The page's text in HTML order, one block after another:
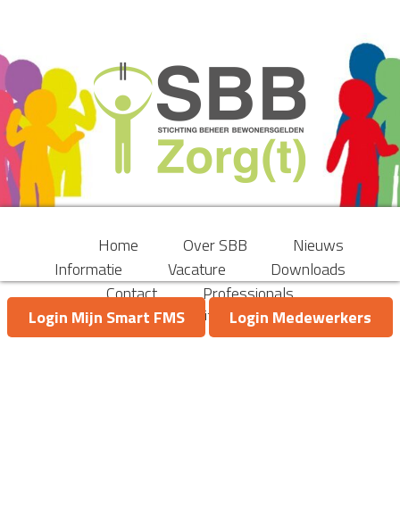
Home Over SBB
Nieuws
Informatie
Vacature
Downloads
Contact
Professionals
Login Mijn Smart FMS
Login Medewerkers
Sorry, no posts matched your criteria.